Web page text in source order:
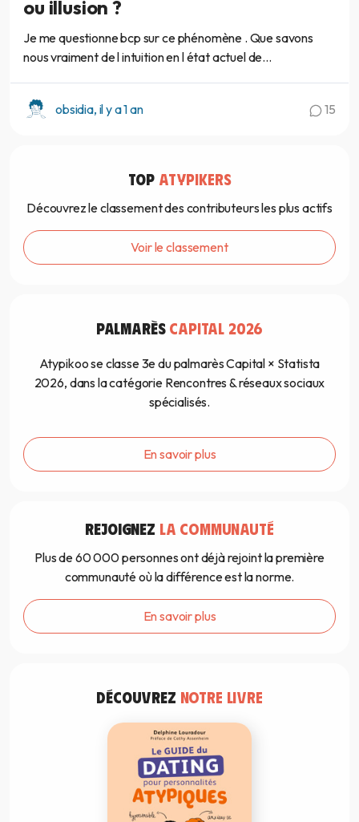
ou illusion ?
Je me questionne bcp sur ce phénomène . Que savons
nous vraiment de l intuition en l état actuel de...
obsidia, il y a 1 an 15
TOP ATYPIKERS
Découvrez le classement des contributeurs les plus actifs
Voir le classement
PALMARÈS CAPITAL 2026
Atypikoo se classe 3e du palmarès Capital × Statista
2026, dans la catégorie Rencontres & réseaux sociaux
spécialisés.
En savoir plus
REJOIGNEZ LA COMMUNAUTÉ
Plus de 60 000 personnes ont déjà rejoint la première
communauté où la différence est la norme.
En savoir plus
DÉCOUVREZ NOTRE LIVRE